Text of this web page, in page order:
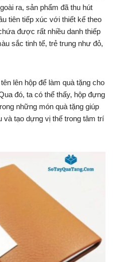
ra, sản phẩm đã thu hút
tiên tiếp xúc với thiết kế theo
được rất nhiều danh thiếp
sắc tinh tế, trẻ trung như đỏ,
lên hộp để làm quà tặng cho
đó, ta có thể thấy, hộp đựng
những món quà tặng giúp
và tạo dựng vị thế trong tâm trí